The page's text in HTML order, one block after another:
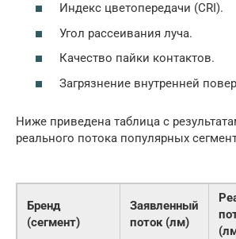
Индекс цветопередачи (CRI).
Угол рассеивания луча.
Качество пайки контактов.
Загрязнение внутренней
Ниже приведена таблица с
реального потока популярных
Бренд
(сегмент)
Заявленный
поток (лм)